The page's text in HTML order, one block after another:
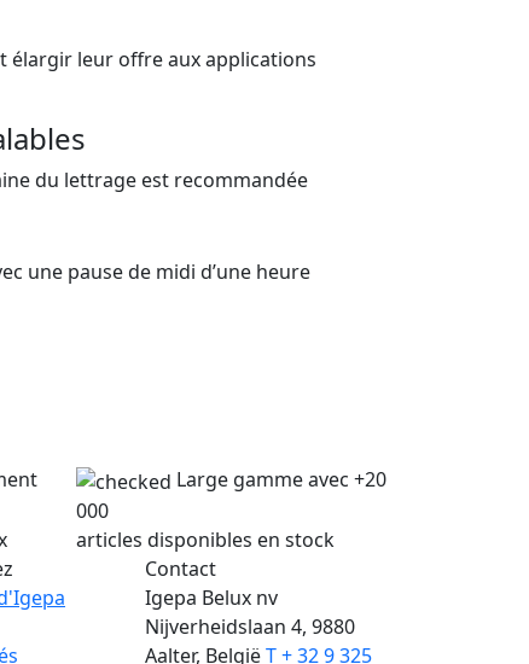
élargir leur offre aux applications
du lettrage est recommandée
une pause de midi d’une heure
Large gamme avec +20
000
articles disponibles en stock
Contact
Igepa Belux nv
Nijverheidslaan 4, 9880
Aalter, BelgiëT + 32 9 325